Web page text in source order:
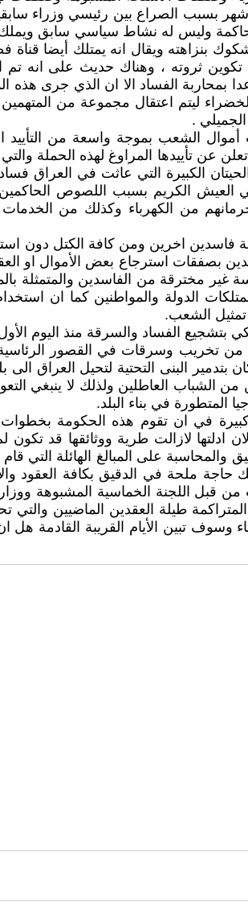
بسبب الصراع بين رئيسي وزراء
وليس له نشاط سياسي سابق ويملك
بنزاهته ويقال انه يمتلك أيضا قناة
تكوين ثروته ، وهناك حديث على
بمحاربة الفساد الا ان الذي جرى
ليتم اعتقال مجموعة من
.
الشعب بموجة واسعة من التأييد
تعلن عن تأييدها المراوغ لهذه
الكبيرة التي عاثت في العراق
الكريم بسبب اللصوص الحاكمين
من الكهرباء وكذلك من الخدمات
اخرين ومن كافة الكتل دون
بصفقات استرجاع بعض الأموال او
مخترقة من الفاسدين والمتمثلة
الدولة والمواطنين كما ان
تمثيل الشعب.
بتشجيع الفساد والسرقة منذ
تخريب وسرقات في القصور
بتدمير البنى التحتية لتحيل العراق
الشباب العاطلين ولذلك لا ينبغي
المتطورة في بناء البلد.
في ان تقوم هذه الحكومة
ادلتها لازالت طرية ووثائقها قد تكون
على المبالغ الهائلة التي
حاجة ملحة في الدقيق بكافة العقود
اللجنة الخماسية المشبوهة
طيلة العقدين الماضيين والتي
تبين الأيام القريبة القادمة هل